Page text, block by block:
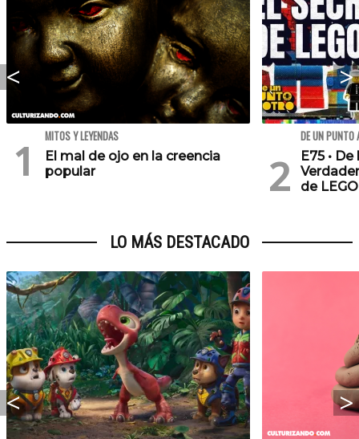
MITOS Y LEYENDAS
El mal de ojo en la creencia
popular
DE UN PUNTO
E75 •
de
LO MÁS DESTACADO